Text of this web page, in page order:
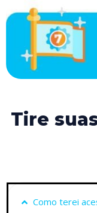
Tire
Como terei